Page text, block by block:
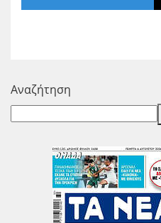
Αναζήτηση